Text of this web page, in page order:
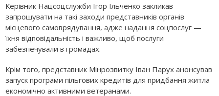
Керівник Нацсоцслужби Ігор Ільченко закликав
запрошувати на такі заходи представників органів
місцевого самоврядування, адже надання соцпослуг —
їхня відповідальність і важливо, щоб послуги
забезпечували в громадах.
Крім того, представник Мінрозвитку Іван Парух анонсував
запуск програми пільгових кредитів для придбання житла
економічно активними ветеранами.